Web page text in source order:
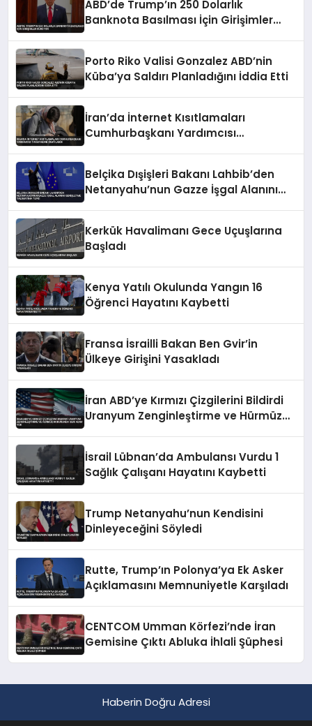
ABD’de Trump’ın 250 Dolarlık
Banknota Basılması İçin Girişimler
Porto Riko Valisi Gonzalez ABD’nin
Küba’ya Saldırı Planladığını İddia Etti
İran’da İnternet Kısıtlamaları
Cumhurbaşkanı Yardımcısı
Belçika Dışişleri Bakanı Lahbib’den
Netanyahu’nun Gazze İşgal Alanını
Kerkük Havalimanı Gece Uçuşlarına
Başladı
Kenya Yatılı Okulunda Yangın 16
Öğrenci Hayatını Kaybetti
Fransa İsrailli Bakan Ben Gvir’in
Ülkeye Girişini Yasakladı
İran ABD’ye Kırmızı Çizgilerini Bildirdi
Uranyum Zenginleştirme ve Hürmüz
İsrail Lübnan’da Ambulansı Vurdu 1
Sağlık Çalışanı Hayatını Kaybetti
Trump Netanyahu’nun Kendisini
Dinleyeceğini Söyledi
Rutte, Trump’ın Polonya’ya Ek Asker
Açıklamasını Memnuniyetle Karşıladı
CENTCOM Umman Körfezi’nde İran
Gemisine Çıktı Abluka İhlali Şüphesi
Haberin Doğru Adresi